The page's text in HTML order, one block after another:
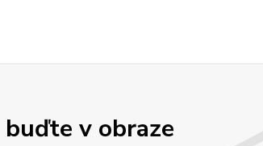
v obraze